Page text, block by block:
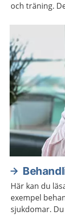
och träning.
Här kan du
exempel
sjukdomar.